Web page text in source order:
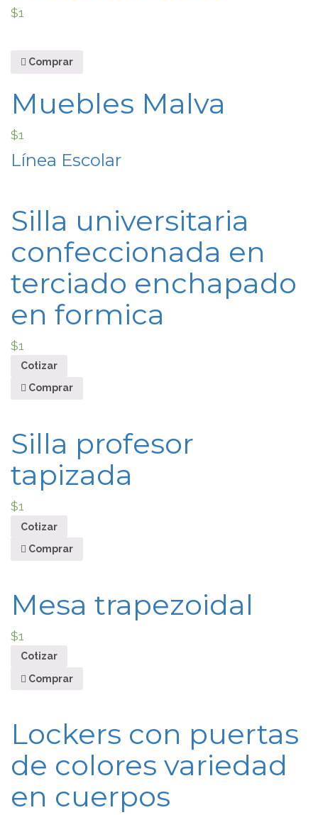
$1
Comprar
Muebles Malva
$1
Línea Escolar
Silla universitaria
confeccionada en
terciado enchapado
en formica
$1
Cotizar
Comprar
Silla profesor
tapizada
$1
Cotizar
Comprar
Mesa trapezoidal
$1
Cotizar
Comprar
Lockers con puertas
de colores variedad
en cuerpos